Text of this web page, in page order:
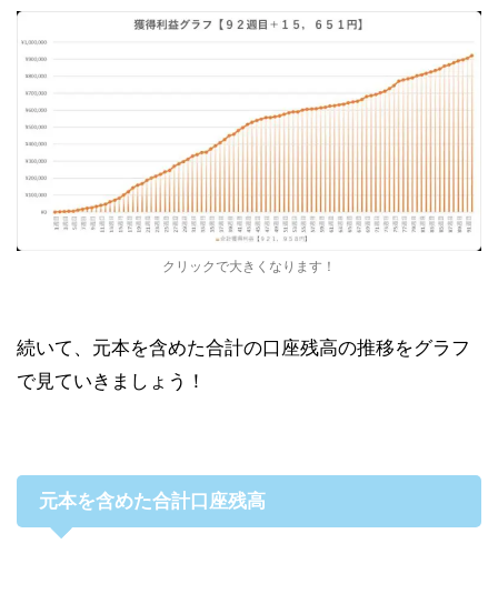
クリックで大きくなります！
続いて、元本を含めた合計の口座残高の推移をグラフ
で見ていきましょう！
元本を含めた合計口座残高